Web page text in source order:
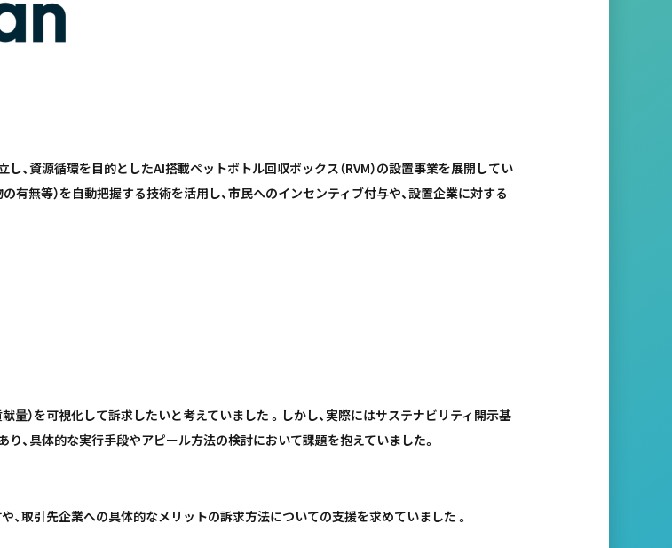
、資源循環を目的としたAI搭載ペットボトル回収ボックス（RVM）の設置事業を展開してい
有無等）を自動把握する技術を活用し、市民へのインセンティブ付与や、設置企業に対する
量）を可視化して訴求したいと考えていました 。しかし、実際にはサステナビリティ開示基
、具体的な実行手段やアピール方法の検討において課題を抱えていました。
取引先企業への具体的なメリットの訴求方法についての支援を求めていました 。